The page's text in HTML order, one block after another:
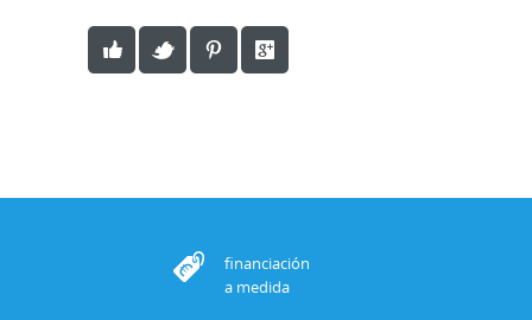
financiación
a medida